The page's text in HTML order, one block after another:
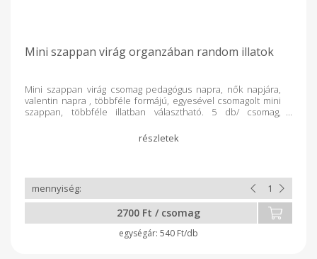
Mini szappan virág organzában random illatok
Mini szappan virág csomag pedagógus napra, nők napjára,
valentin napra , többféle formájú, egyesével csomagolt mini
szappan, többféle illatban választható. 5 db/ csomag,
zacskóban. Ajándék ötlet nőnapra, szóróajándéknak,céges
ajándéknak, hotelekbe, köszönetajándéknak, gyerekeknek. A
TERMÉKEINK ENGEDÉLYEZETT, BEVIZSGÁLT TERMÉKEK.
MINŐSÉGBIZTOSÍTÁSI RENDSZER: MSZ EN ISO 22716/2008
CPNP 4018165, 4018166, 4018159 10-20 g 30 Ft/g
2700 Ft / csomag
540 Ft/db